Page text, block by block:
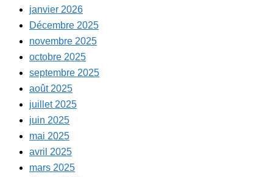
janvier 2026
Décembre 2025
novembre 2025
octobre 2025
septembre 2025
août 2025
juillet 2025
juin 2025
mai 2025
avril 2025
mars 2025